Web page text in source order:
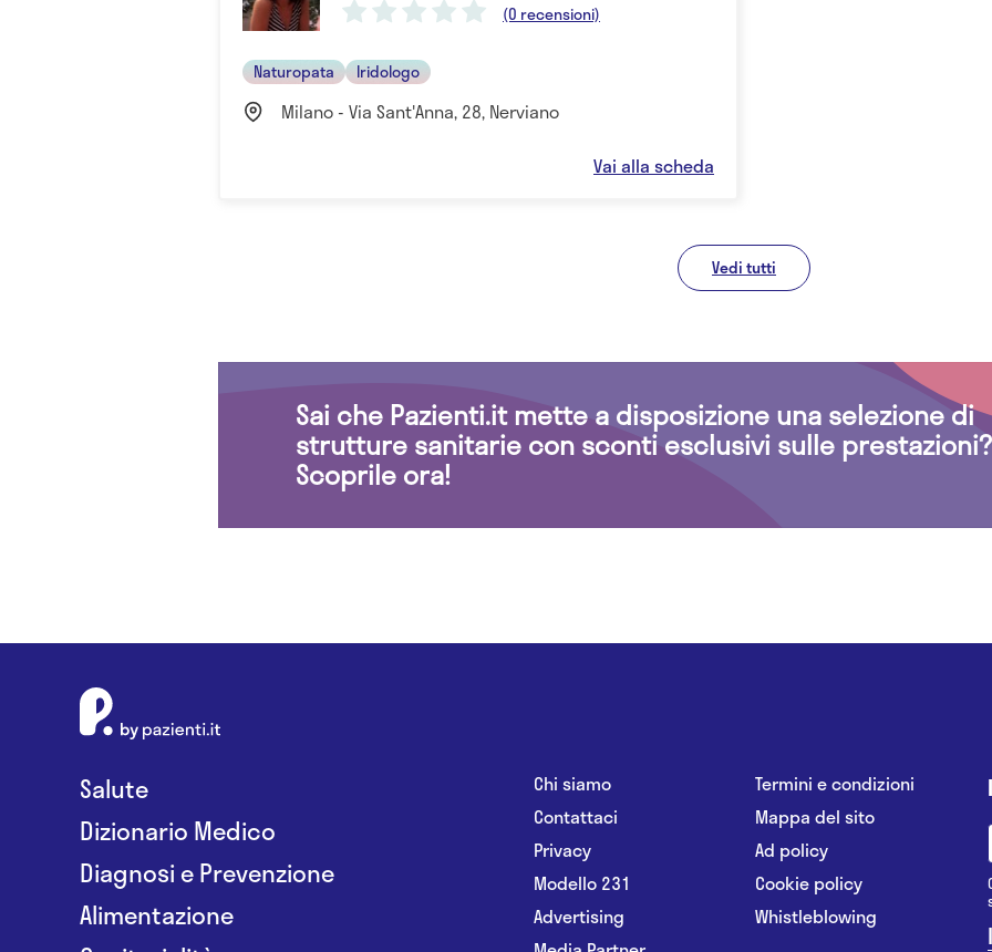
(0 recensioni)
Naturopata Iridologo
Milano - Via Sant'Anna, 28, Nerviano
Vai alla scheda
Vedi tutti
Sai che Pazienti.it mette a disposizione una selezione di
strutture sanitarie con sconti esclusivi sulle prestazioni?
Scoprile ora!
Salute
Dizionario Medico
Diagnosi e Prevenzione
Alimentazione
Chi siamo
Contattaci
Privacy
Modello 231
Advertising
Termini e condizioni
Mappa del sito
Ad policy
Cookie policy
Whistleblowing